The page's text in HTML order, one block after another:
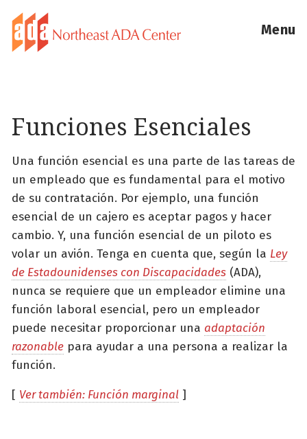
Menu
Funciones Esenciales
Una función esencial es una parte de las tareas de
un empleado que es fundamental para el motivo
de su contratación. Por ejemplo, una función
esencial de un cajero es aceptar pagos y hacer
cambio. Y, una función esencial de un piloto es
volar un avión. Tenga en cuenta que, según la Ley
de Estadounidenses con Discapacidades (ADA),
nunca se requiere que un empleador elimine una
función laboral esencial, pero un empleador
puede necesitar proporcionar una adaptación
razonable para ayudar a una persona a realizar la
función.
[ Ver también: Función marginal ]